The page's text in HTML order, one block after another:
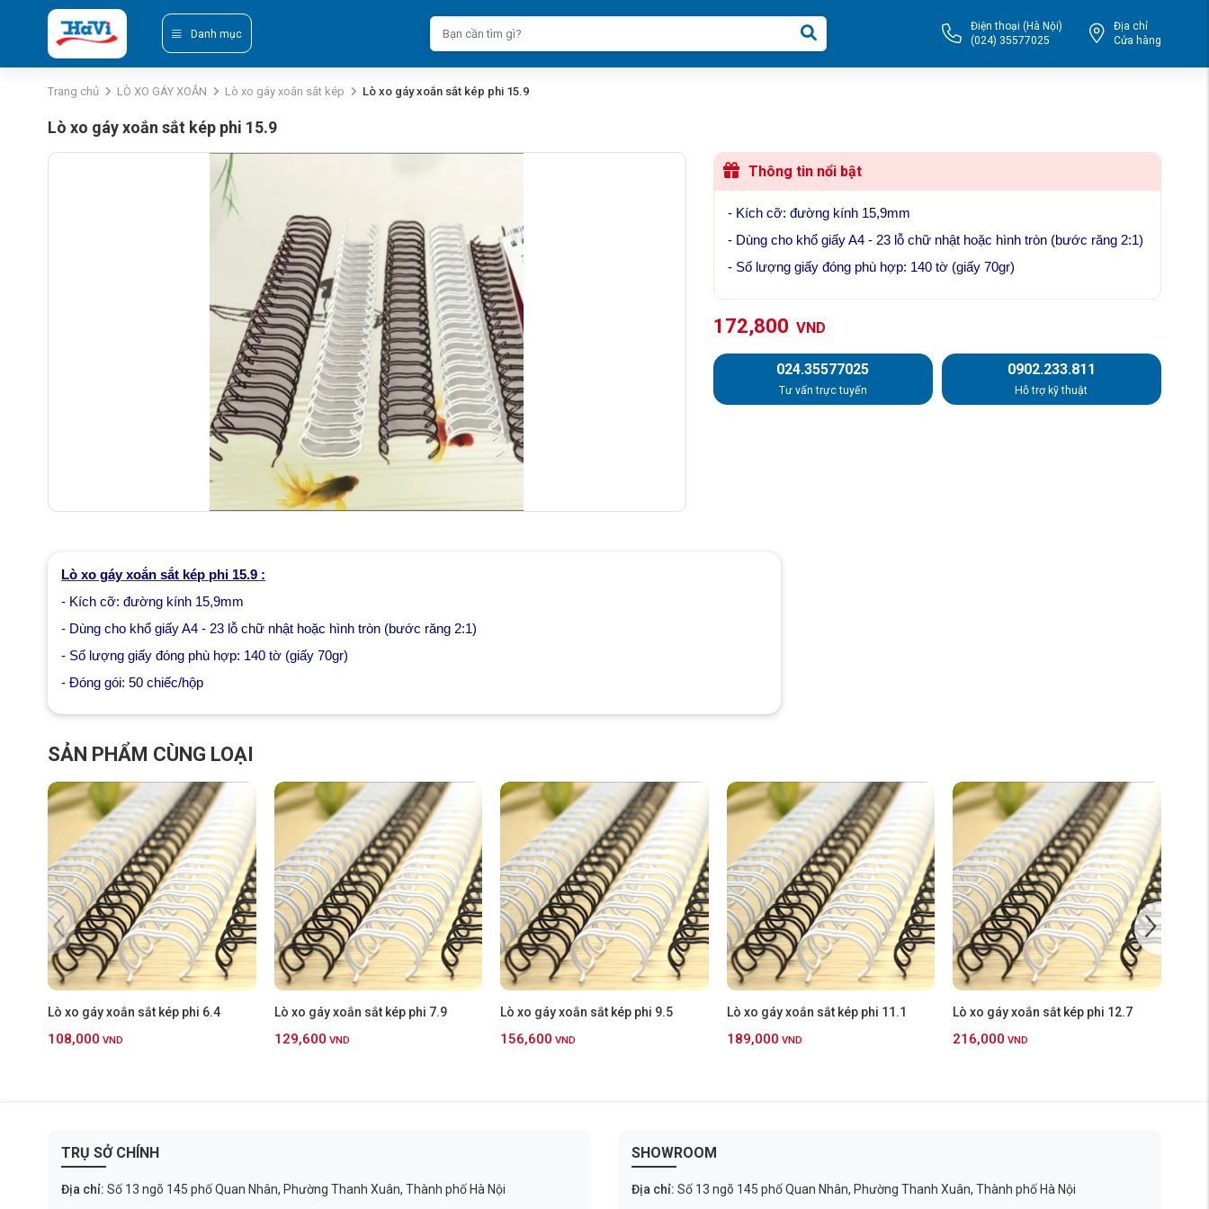
Danh mục
Điện thoại (Hà Nội)
(024) 35577025
Địa chỉ
Cửa hàng
Trang chủ LÒ XO GÁY XOẮN Lò xo gáy xoắn sắt kép Lò xo gáy xoắn sắt kép phi 15.9
Lò xo gáy xoắn sắt kép phi 15.9
Thông tin nổi bật
- Kích cỡ: đường kính 15,9mm
- Dùng cho khổ giấy A4 - 23 lỗ chữ nhật hoặc hình tròn (bước răng 2:1)
- Số lượng giấy đóng phù hợp: 140 tờ (giấy 70gr)
172,800 VND
024.35577025
Tư vấn trực tuyến
0902.233.811
Hỗ trợ kỹ thuật
Lò xo gáy xoắn sắt kép phi 15.9 :
- Kích cỡ: đường kính 15,9mm
- Dùng cho khổ giấy A4 - 23 lỗ chữ nhật hoặc hình tròn (bước răng 2:1)
- Số lượng giấy đóng phù hợp: 140 tờ (giấy 70gr)
- Đóng gói: 50 chiếc/hộp
SẢN PHẨM CÙNG LOẠI
Lò xo gáy xoắn sắt kép phi 6.4
108,000 VND
Lò xo gáy xoắn sắt kép phi 7.9
129,600 VND
Lò xo gáy xoắn sắt kép phi 9.5
156,600 VND
Lò xo gáy xoắn sắt kép phi 11.1
189,000 VND
Lò xo gáy xoắn sắt kép phi 12.7
216,000 VND
TRỤ SỞ CHÍNH
Địa chỉ: Số 13 ngõ 145 phố Quan Nhân, Phường Thanh Xuân, Thành phố Hà Nội
SHOWROOM
Địa chỉ: Số 13 ngõ 145 phố Quan Nhân, Phường Thanh Xuân, Thành phố Hà Nội